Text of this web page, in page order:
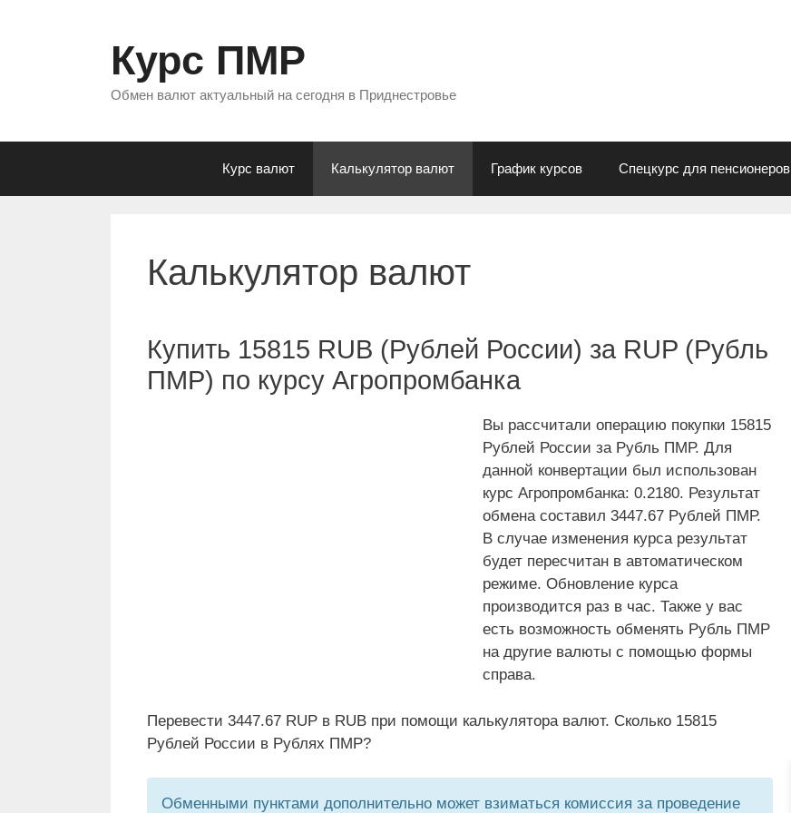
Курс ПМР
Обмен валют актуальный на сегодня в Приднестровье
Курс валют Калькулятор валют График курсов Спецкурс для пенсионеров
Калькулятор валют
Купить 15815 RUB (Рублей России) за RUP (Рубль
ПМР) по курсу Агропромбанка
Вы рассчитали операцию покупки 15815
Рублей России за Рубль ПМР. Для
данной конвертации был использован
курс Агропромбанка: 0.2180. Результат
обмена составил 3447.67 Рублей ПМР.
В случае изменения курса результат
будет пересчитан в автоматическом
режиме. Обновление курса
производится раз в час. Также у вас
есть возможность обменять Рубль ПМР
на другие валюты с помощью формы
справа.
Перевести 3447.67 RUP в RUB при помощи калькулятора валют. Сколько 15815
Рублей России в Рублях ПМР?
Обменными пунктами дополнительно может взиматься комиссия за проведение